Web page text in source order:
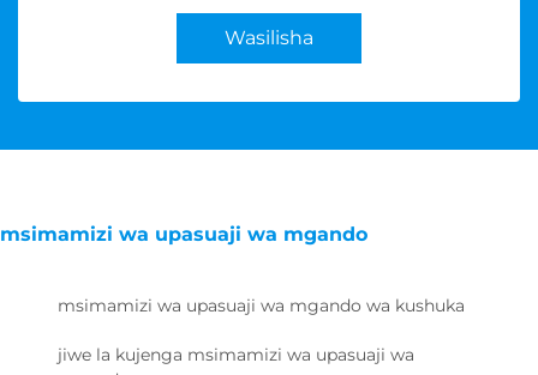
Wasilisha
msimamizi wa upasuaji wa mgando
msimamizi wa upasuaji wa mgando wa kushuka
jiwe la kujenga msimamizi wa upasuaji wa